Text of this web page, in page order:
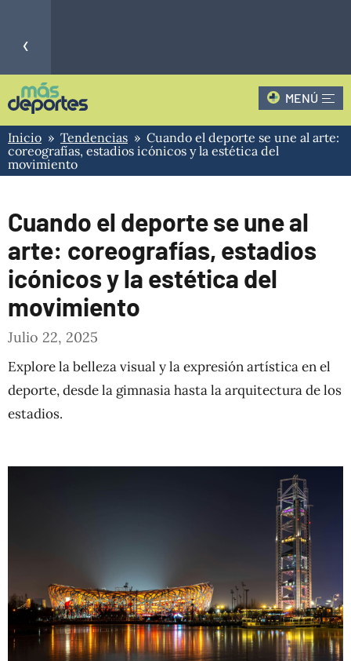
CLAUSURA - 4
IND -
MIL -
JUN -
DEP - PRIMERA B
‹
MENÚ
Inicio » Tendencias » Cuando el deporte se une al arte:
coreografías, estadios icónicos y la estética del
movimiento
Cuando el deporte se une al
arte: coreografías, estadios
icónicos y la estética del
movimiento
Julio 22, 2025
Explore la belleza visual y la expresión artística en el
deporte, desde la gimnasia hasta la arquitectura de los
estadios.